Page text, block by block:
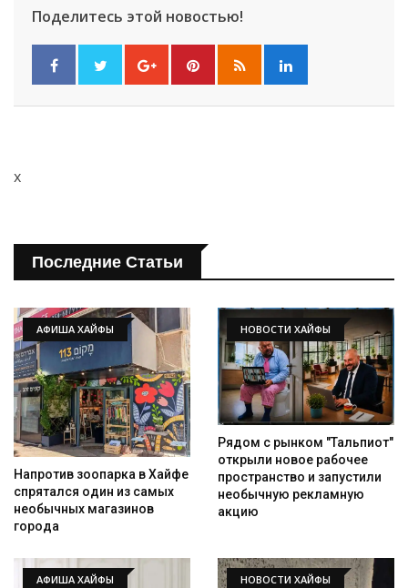
Поделитесь этой новостью!
x
Последние Статьи
АФИША ХАЙФЫ
Напротив зоопарка в Хайфе
спрятался один из самых
необычных магазинов
города
НОВОСТИ ХАЙФЫ
Рядом с рынком "Тальпиот"
открыли новое рабочее
пространство и запустили
необычную рекламную
акцию
АФИША ХАЙФЫ НОВОСТИ ХАЙФЫ